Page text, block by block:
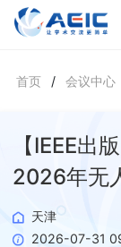
首页 / 会议中心
【IEEE出
2026年无
议（USIT
天津
2026-07-31